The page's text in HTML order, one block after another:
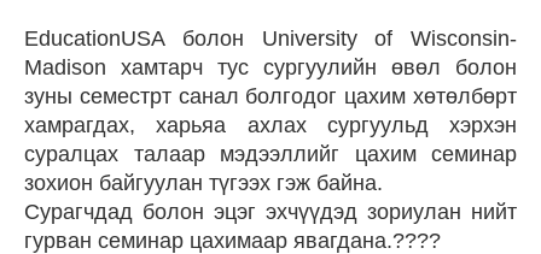
EducationUSA болон University of Wisconsin-
Madison хамтарч тус сургуулийн өвөл болон
зуны семестрт санал болгодог цахим хөтөлбөрт
хамрагдах, харьяа ахлах сургуульд хэрхэн
суралцах талаар мэдээллийг цахим семинар
зохион байгуулан түгээх гэж байна.
Сурагчдад болон эцэг эхчүүдэд зориулан нийт
гурван семинар цахимаар явагдана.????